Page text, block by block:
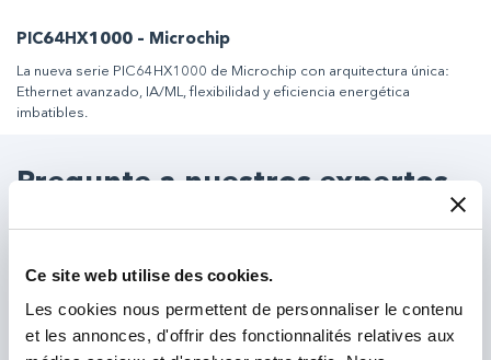
Ce site web utilise des cookies.
Les cookies nous permettent de personnaliser le contenu
et les annonces, d'offrir des fonctionnalités relatives aux
PIC64HX1000 – Microchip
La nueva serie PIC64HX1000 de Microchip con arquitectura única:
Ethernet avanzado, IA/ML, flexibilidad y eficiencia energética
imbatibles.
Pregunte a nuestros expertos
Nuestro equipo de expertos está aquí para ayudarle.
usted.